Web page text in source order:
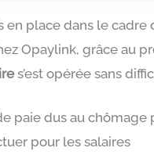
en place dans le
Opaylink, grâce au
s’est opérée sans
paie dus au chômage
pour les salaires